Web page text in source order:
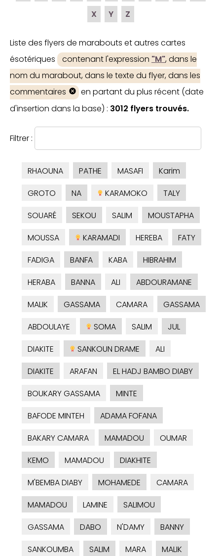
X
Y Z
Liste des flyers de marabouts et autres cartes
ésotériques
contenant l'expression "M", dans le
nom du marabout, dans le texte du flyer, dans les
commentaires
en partant du plus récent (date
d'insertion dans la base) : 3012 flyers trouvés.
Filtrer :
RHAOUNA PATHE MASAFI
Karim
GROTO
NA KARAMOKO
TALY
SOUARÉ
SEKOU SALIM
MOUSTAPHA
MOUSSA
KARAMADI HEREBA
FATY
FADIGA
BANFA KABA
HIBRAHIM
HERABA
BANNA ALI
ABDOURAMANE
MALIK
GASSAMA CAMARA
GASSAMA
ABDOULAYE
SOMA SALIM
JUL
DIAKITE
SANKOUN DRAME
ALI
DIAKITE
ARAFAN
EL HADJ BAMBO DIABY
BOUKARY GASSAMA
MINTE
BAFODE MINTEH
ADAMA FOFANA
BAKARY CAMARA
MAMADOU
OUMAR
KEMO
MAMADOU
DIAKHITE
M'BEMBA DIABY
MOHAMEDE
CAMARA
MAMADOU
LAMINE
SALIMOU
GASSAMA
DABO N'DAMY
BANNY
SANKOUMBA
SALIM MARA
MALIK